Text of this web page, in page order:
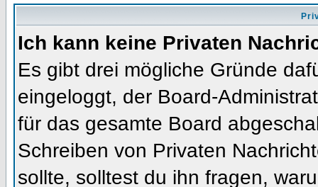
Ich kann keine Privaten
Es gibt drei mögliche Gründe
eingeloggt, der Board-
für das gesamte Board
Schreiben von Privaten
sollte, solltest du ihn fragen,